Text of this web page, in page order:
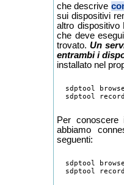
che descrive
sui dispositivi
altro dispositivo
che deve
trovato. Un
entrambi i
installato nel
sdptool
Per conoscere
abbiamo
seguenti:
sdptool
sdptool